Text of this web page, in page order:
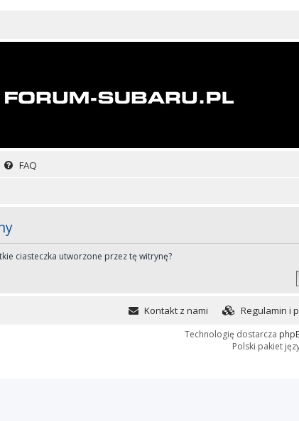
FAQ
ciasteczka utworzone przez tę witrynę?
Regulamin i
Kontakt z nami
Technologię dostarcza
Polski pakiet